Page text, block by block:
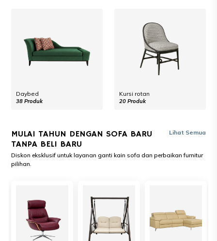
Daybed
38 Produk
Kursi rotan
20 Produk
MULAI TAHUN DENGAN SOFA BARU
TANPA BELI BARU
Lihat Semua
Diskon eksklusif untuk layanan ganti kain sofa dan perbaikan furnitur
pilihan.